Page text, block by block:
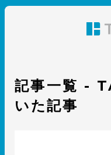
ン 株式会社T3デザイ
記事一覧 -
いた記事